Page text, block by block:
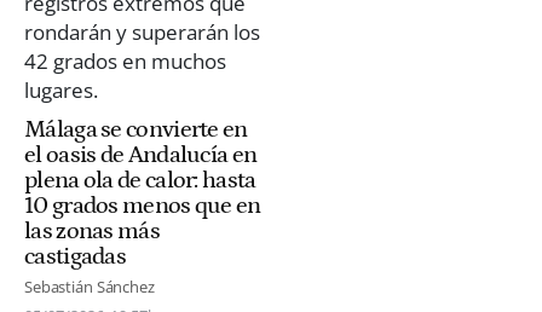
Málaga se convierte en
el oasis de Andalucía en
plena ola de calor: hasta
10 grados menos que en
las zonas más
castigadas
Sebastián Sánchez